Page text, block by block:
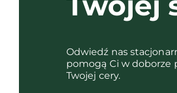
Odwiedź nas
pomogą Ci w
Twojej cery.